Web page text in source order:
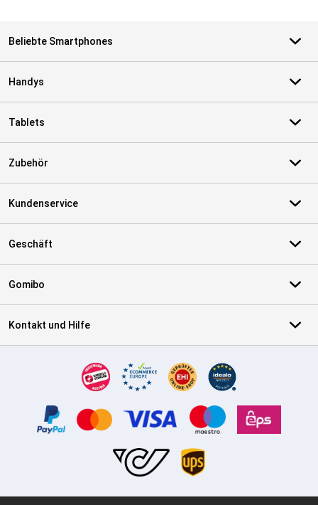
Beliebte Smartphones
Handys
Tablets
Zubehör
Kundenservice
Geschäft
Gomibo
Kontakt und Hilfe